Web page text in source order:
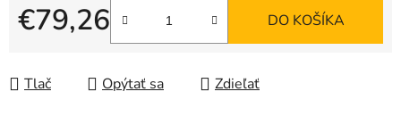
€79,26
Jednotková cena:
DO KOŠÍKA
Tlač Opýtať sa Zdieľať